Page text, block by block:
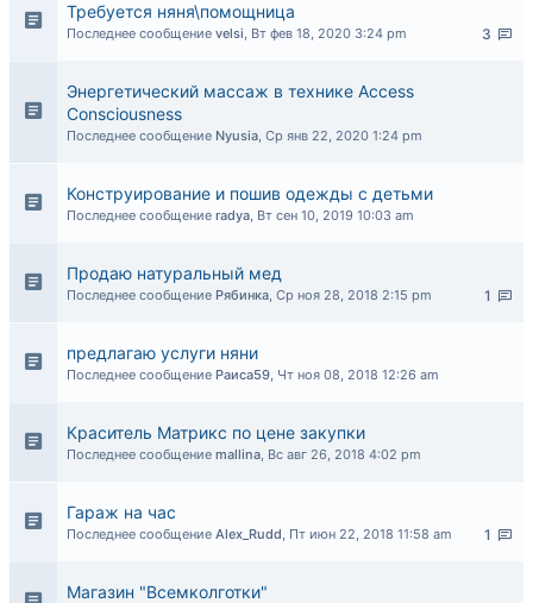
Требуется няня\помощница
3
Последнее сообщение velsi, Вт фев 18, 2020 3:24 pm
Энергетический массаж в технике Access
Consciousness
Последнее сообщение Nyusia, Ср янв 22, 2020 1:24 pm
Конструирование и пошив одежды с детьми
Последнее сообщение radya, Вт сен 10, 2019 10:03 am
Продаю натуральный мед
1
Последнее сообщение Рябинка, Ср ноя 28, 2018 2:15 pm
предлагаю услуги няни
Последнее сообщение Раиса59, Чт ноя 08, 2018 12:26 am
Краситель Матрикс по цене закупки
Последнее сообщение mallina, Вс авг 26, 2018 4:02 pm
Гараж на час
1
Последнее сообщение Alex_Rudd, Пт июн 22, 2018 11:58 am
Магазин "Всемколготки"